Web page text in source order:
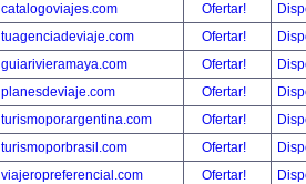
catalogoviajes.com
Ofertar!
tuagenciadeviaje.com
Ofertar!
guiarivieramaya.com
Ofertar!
planesdeviaje.com
Ofertar!
turismoporargentina.com
Ofertar!
turismoporbrasil.com
Ofertar!
viajeropreferencial.com
Ofertar!